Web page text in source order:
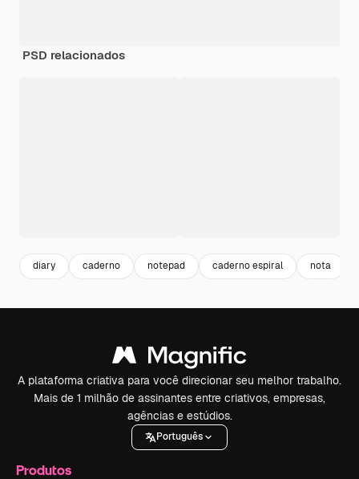
PSD relacionados
diary caderno notepad caderno espiral nota
A plataforma criativa para você direcionar seu melhor trabalho.
Mais de 1 milhão de assinantes entre criativos, empresas,
agências e estúdios.
Português
Produtos